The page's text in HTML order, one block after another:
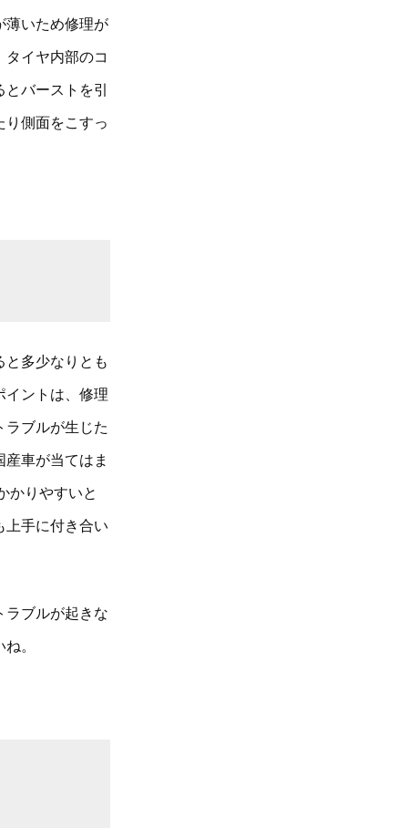
薄いため修理が
イヤ内部のコ
バーストを引
り側面をこすっ
と多少なりとも
イントは、修理
ラブルが生じた
車が当てはま
かりやすいと
上手に付き合い
ラブルが起きな
。